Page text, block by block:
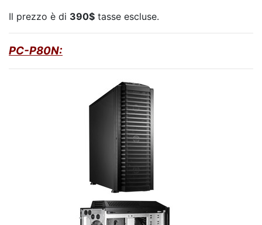
Il prezzo è di 390$ tasse escluse.
PC-P80N: